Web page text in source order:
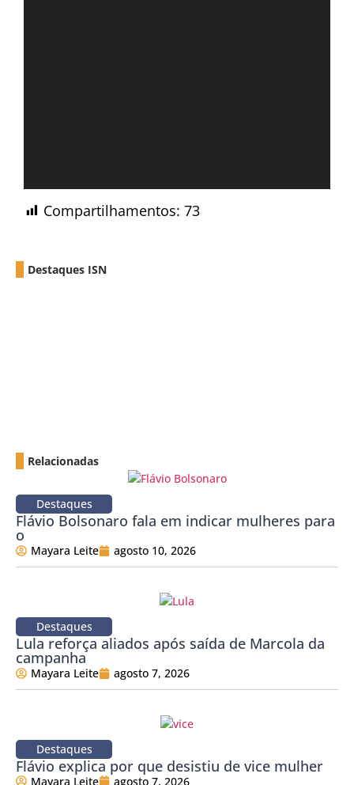
Compartilhamentos: 73
Destaques ISN
Relacionadas
Destaques
Flávio Bolsonaro fala em indicar mulheres para
o
Mayara Leite agosto 10, 2026
Destaques
Lula reforça aliados após saída de Marcola da
campanha
Mayara Leite agosto 7, 2026
Destaques
Flávio explica por que desistiu de vice mulher
Mayara Leite agosto 7, 2026